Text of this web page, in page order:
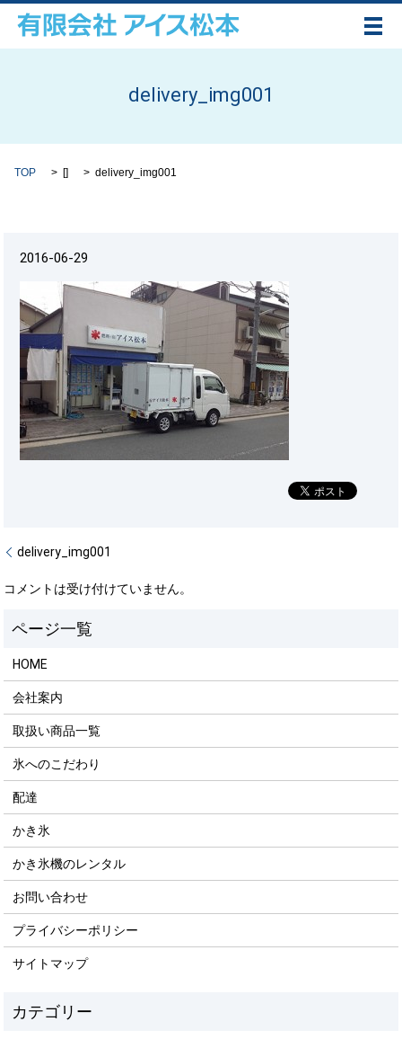
メ
delivery_img001
TOP [] delivery_img001
2016-06-29
delivery_img001
コメントは受け付けていません。
HOME
会社案内
取扱い商品一覧
氷へのこだわり
配達
かき氷
かき氷機のレンタル
お問い合わせ
プライバシーポリシー
サイトマップ